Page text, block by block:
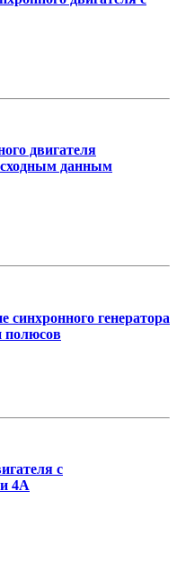
двигателя
данным
синхронного генератора
полюсов
с
4А